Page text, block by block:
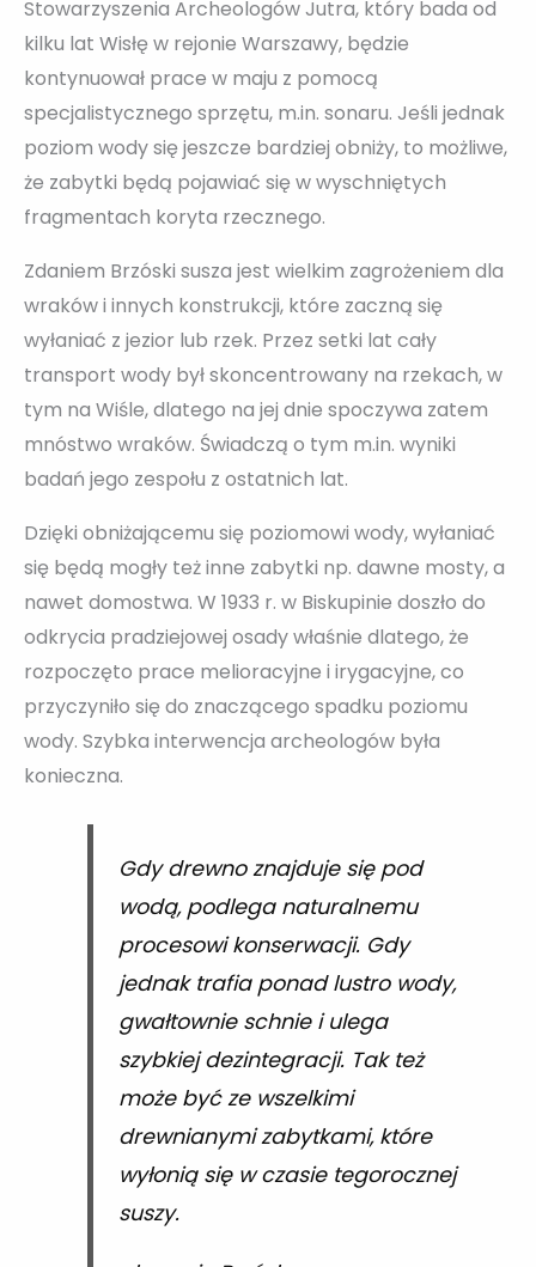
Stowarzyszenia Archeologów Jutra, który bada od
kilku lat Wisłę w rejonie Warszawy, będzie
kontynuował prace w maju z pomocą
specjalistycznego sprzętu, m.in. sonaru. Jeśli jednak
poziom wody się jeszcze bardziej obniży, to możliwe,
że zabytki będą pojawiać się w wyschniętych
fragmentach koryta rzecznego.
Zdaniem Brzóski susza jest wielkim zagrożeniem dla
wraków i innych konstrukcji, które zaczną się
wyłaniać z jezior lub rzek. Przez setki lat cały
transport wody był skoncentrowany na rzekach, w
tym na Wiśle, dlatego na jej dnie spoczywa zatem
mnóstwo wraków. Świadczą o tym m.in. wyniki
badań jego zespołu z ostatnich lat.
Dzięki obniżającemu się poziomowi wody, wyłaniać
się będą mogły też inne zabytki np. dawne mosty, a
nawet domostwa. W 1933 r. w Biskupinie doszło do
odkrycia pradziejowej osady właśnie dlatego, że
rozpoczęto prace melioracyjne i irygacyjne, co
przyczyniło się do znaczącego spadku poziomu
wody. Szybka interwencja archeologów była
konieczna.
Gdy drewno znajduje się pod
wodą, podlega naturalnemu
procesowi konserwacji. Gdy
jednak trafia ponad lustro wody,
gwałtownie schnie i ulega
szybkiej dezintegracji. Tak też
może być ze wszelkimi
drewnianymi zabytkami, które
wyłonią się w czasie tegorocznej
suszy.